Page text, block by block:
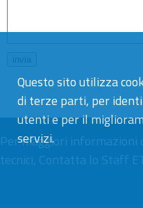
Questo sito utilizza
di terze parti, per
utenti e per il
servizi.
Per maggiori
tecnici, Contatta lo Staff